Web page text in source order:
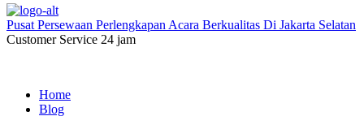
Pusat Persewaan Perlengkapan Acara Berkualitas Di Jakarta Selatan
Customer Service 24 jam
Home
Blog